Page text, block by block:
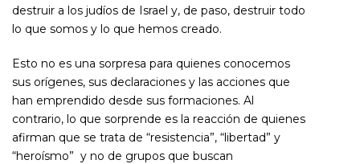
destruir a los judíos de Israel y, de paso, destruir todo
lo que somos y lo que hemos creado.
Esto no es una sorpresa para quienes conocemos
sus orígenes, sus declaraciones y las acciones que
han emprendido desde sus formaciones. Al
contrario, lo que sorprende es la reacción de quienes
afirman que se trata de “resistencia”, “libertad” y
“heroísmo” y no de grupos que buscan